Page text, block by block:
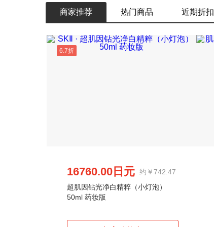
商家推荐 热门商品 近期折扣
6.7折
16760.00日元 约￥742.47
超肌因钻光净白精粹（小灯泡）
50ml 药妆版